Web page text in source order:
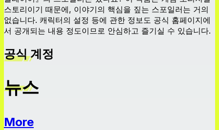
스토리이기 때문에, 이야기의 핵심을 짚는 스포일러는 거의
없습니다. 캐릭터의 설정 등에 관한 정보도 공식 홈페이지에
서 공개되는 내용 정도이므로 안심하고 즐기실 수 있습니다.
공식 계정
뉴스
More